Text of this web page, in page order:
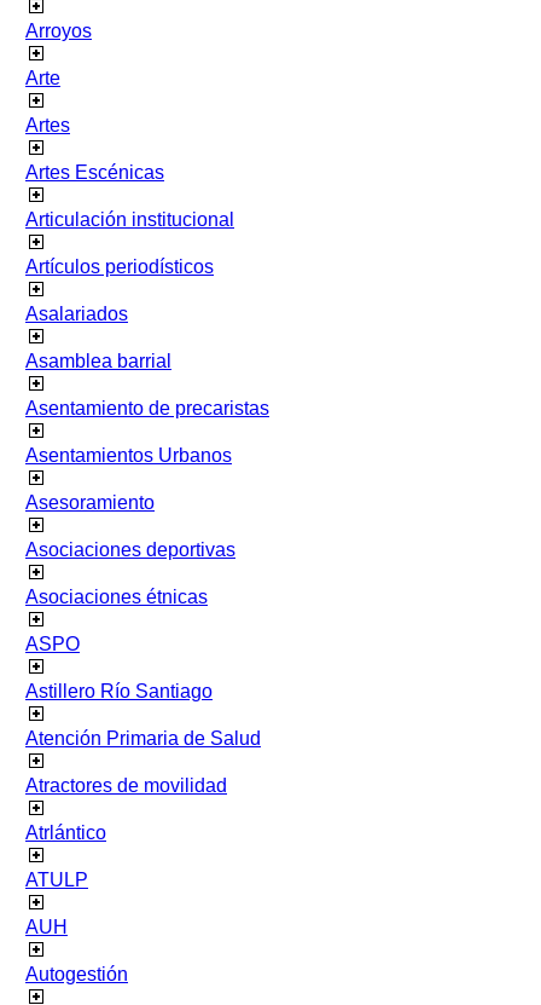
Arroyos
Arte
Artes
Artes Escénicas
Articulación institucional
Artículos periodísticos
Asalariados
Asamblea barrial
Asentamiento de precaristas
Asentamientos Urbanos
Asesoramiento
Asociaciones deportivas
Asociaciones étnicas
ASPO
Astillero Río Santiago
Atención Primaria de Salud
Atractores de movilidad
Atrlántico
ATULP
AUH
Autogestión